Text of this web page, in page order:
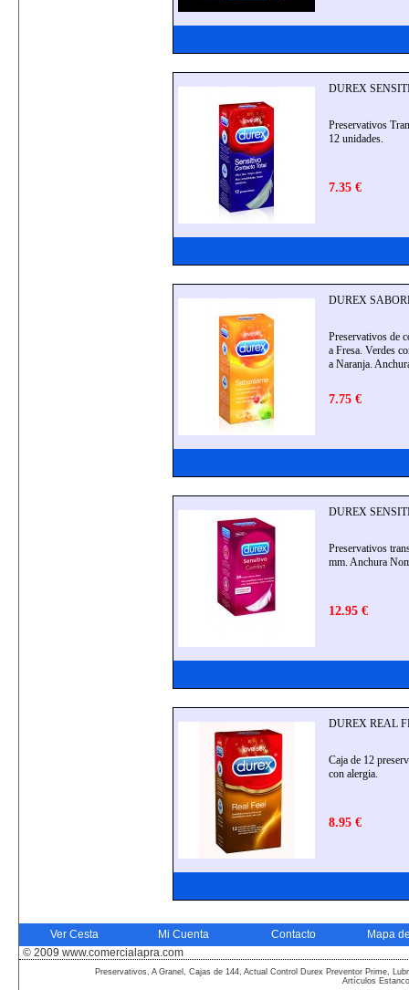
DUREX
Preservativos
12 unidades.
7.35 €
DUREX
Preservativos de
a Fresa. Verdes
a Naranja.
7.75 €
DUREX
Preservativos
mm. Anchura
12.95 €
DUREX REAL
Caja de 12
con alergia.
8.95 €
Ver Cesta Mi Cuenta Contacto
Mapa
© 2009 www.comercialapra.com
Preservativos, A Granel, Cajas de 144, Actual Control Durex Preventor Prime,
Artículos